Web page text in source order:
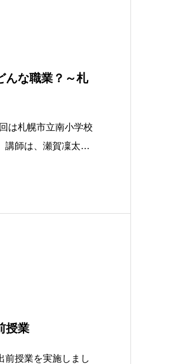
んな職業？～札
は札幌市立南小学校
講師は、瀬賀凜太郎
授業
前授業を実施しまし